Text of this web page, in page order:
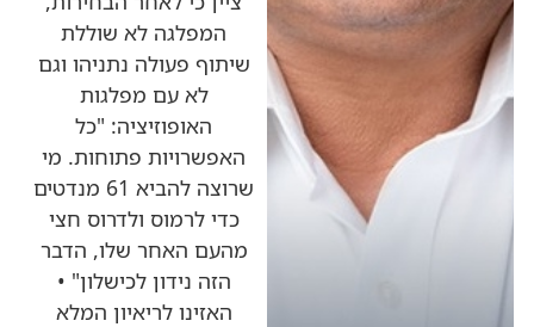
המפלגה לא שוללת
שיתוף פעולה נתניהו וגם
לא עם מפלגות
האופוזיציה: "כל
האפשרויות פתוחות. מי
שרוצה להביא 61 מנדטים
כדי לרמוס ולדרוס חצי
מהעם האחר שלו, הדבר
הזה נידון לכישלון" •
האזינו לריאיון המלא